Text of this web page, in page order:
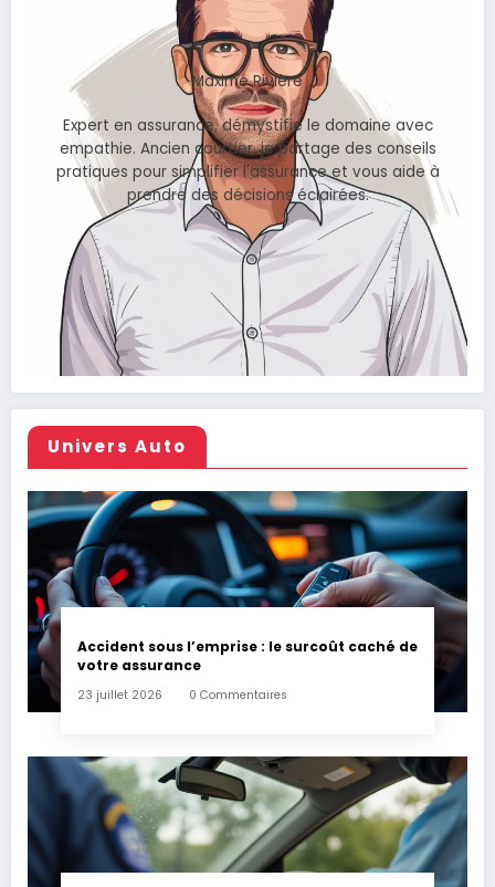
Maxime Rivière
Expert en assurance, démystifie le domaine avec
empathie. Ancien courtier, je partage des conseils
pratiques pour simplifier l'assurance et vous aide à
prendre des décisions éclairées.
Univers Auto
Accident sous l’emprise : le surcoût caché de
votre assurance
23 juillet 2026 0 Commentaires